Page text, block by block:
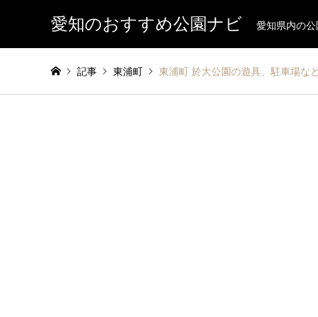
愛知のおすすめ公園ナビ 愛知県内の
記事 東浦町 東浦町 於大公園の遊具、駐車場な